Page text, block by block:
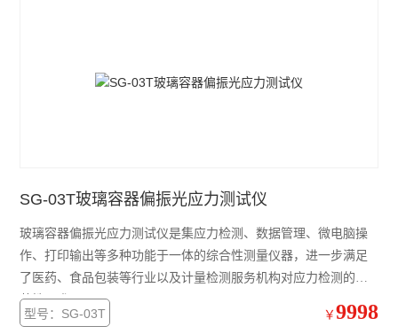
SG-03T玻璃容器偏振光应力测试仪
玻璃容器偏振光应力测试仪是集应力检测、数据管理、微电脑操
作、打印输出等多种功能于一体的综合性测量仪器，进一步满足
了医药、食品包装等行业以及计量检测服务机构对应力检测的规
范性要求
型号：SG-03T ￥ 9998